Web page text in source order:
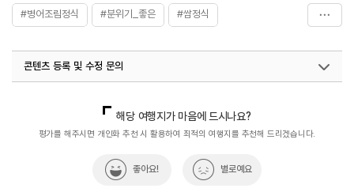
#병어조림정식 #분위기_좋은 #쌈정식
콘텐츠 등록 및 수정 문의
해당 여행지가 마음에 드시나요?
평가를 해주시면 개인화 추천 시 활용하여 최적의 여행지를 추천해 드리겠습니다.
좋아요! 별로예요